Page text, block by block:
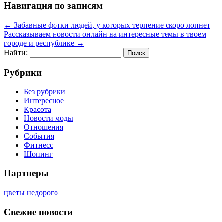
Навигация по записям
← Забавные фотки людей, у которых терпение скоро лопнет
Рассказываем новости онлайн на интересные темы в твоем
городе и республике →
Найти:
Рубрики
Без рубрики
Интересное
Красота
Новости моды
Отношения
События
Фитнесс
Шопинг
Партнеры
цветы недорого
Свежие новости